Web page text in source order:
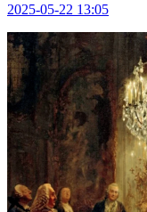
2025-05-22 13:05